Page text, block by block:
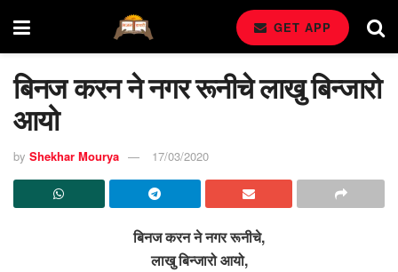
GET APP
बिनज करन ने नगर रूनीचे लाखु बिन्जारो
आयो
by Shekhar Mourya 17/03/2020
बिनज करन ने नगर रूनीचे,
लाखु बिन्जारो आयो,